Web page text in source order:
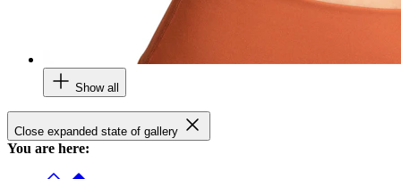
Show all
Close expanded state of gallery
You are here: